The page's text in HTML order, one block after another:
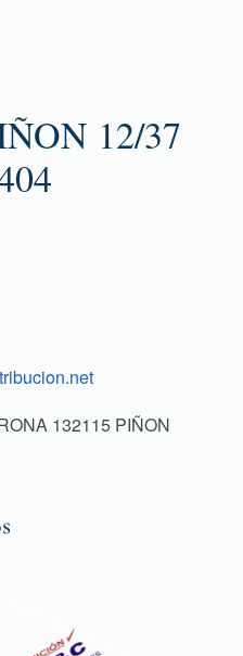
12/37
132115 PIÑON